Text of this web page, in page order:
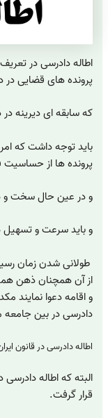
اطاله دادرسی در
پرونده های قضایی در
که سابقه ای دیرینه
باید توجه داشت که
پرونده ها از حساسیت
و در عین حال سخت و
و باید سرعت و تسهیل
طولانی شدن زمان
از آن همچنان ذهن
و اقامه دعوا نمایند
دادرسی در بین جامعه
اطاله دادرسی در قانون
البته که اطاله
قرار گرفت.